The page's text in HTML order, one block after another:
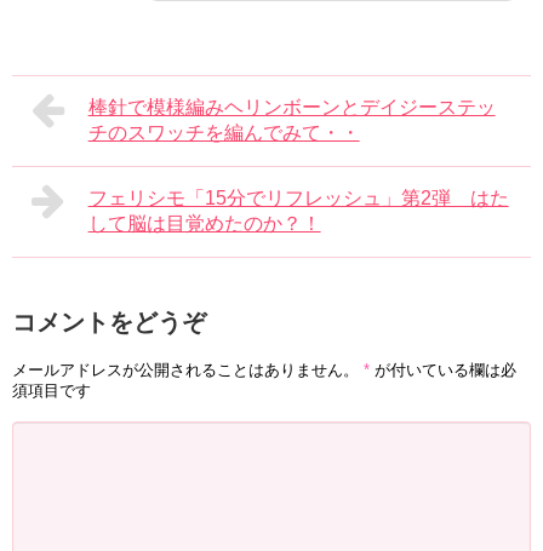
棒針で模様編みヘリンボーンとデイジーステッ
チのスワッチを編んでみて・・
フェリシモ「15分でリフレッシュ」第2弾 はた
して脳は目覚めたのか？！
コメントをどうぞ
メールアドレスが公開されることはありません。 * が付いている欄は必
須項目です